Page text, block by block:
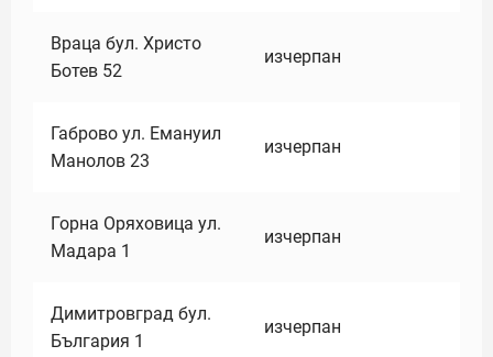
Враца бул. Христо
Ботев 52
изчерпан
Габрово ул. Емануил
Манолов 23
изчерпан
Горна Оряховица ул.
Мадара 1
изчерпан
Димитровград бул.
България 1
изчерпан